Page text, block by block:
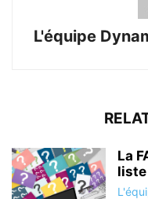
L'équipe
La
liste